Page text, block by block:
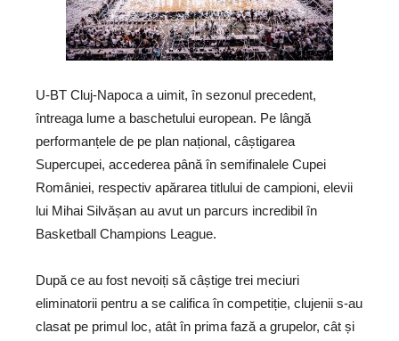
U-BT Cluj-Napoca a uimit, în sezonul precedent,
întreaga lume a baschetului european. Pe lângă
performanțele de pe plan național, câștigarea
Supercupei, accederea până în semifinalele Cupei
României, respectiv apărarea titlului de campioni, elevii
lui Mihai Silvășan au avut un parcurs incredibil în
Basketball Champions League.
După ce au fost nevoiți să câștige trei meciuri
eliminatorii pentru a se califica în competiție, clujenii s-au
clasat pe primul loc, atât în prima fază a grupelor, cât și